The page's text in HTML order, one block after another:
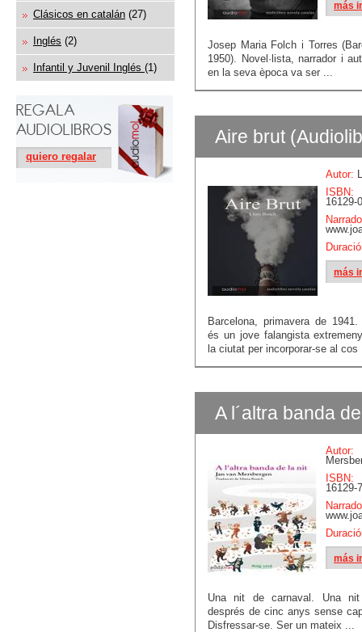
Clásicos en catalán (27)
Inglés (2)
Infantil y Juvenil Inglés (1)
quiero regalar
más
Josep Maria Folch i Torres
1950). Novel·lista, narrador i
en la seva època va ser ...
Aire brut
Autor:
ISBN:
16129-
más
Barcelona, primavera de
és un jove falangista
la ciutat per incorporar-se al cos
A l´altra banda
Autor:
ISBN:
16129-
más
Una nit de carnaval. Una
després de cinc anys sense
Disfressar-se. Ser un mateix ...